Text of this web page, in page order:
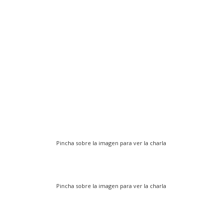
Pincha sobre la imagen para ver la charla
Pincha sobre la imagen para ver la charla